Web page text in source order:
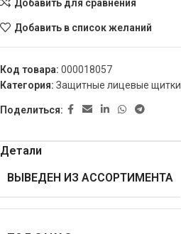
Добавить для сравнения
Добавить в список желаний
Код товара: 000018057
Категория: Защитные лицевые щитки
Поделиться:
Детали
ВЫВЕДЕН ИЗ АССОРТИМЕНТА